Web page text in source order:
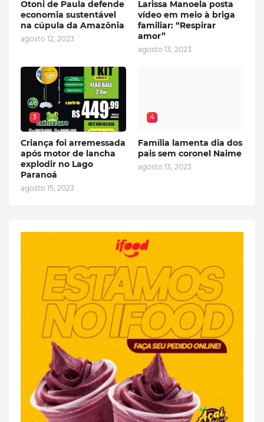
Otoni de Paula defende
economia sustentável
na cúpula da Amazônia
agosto 12, 2023
Larissa Manoela posta
vídeo em meio à briga
familiar: “Respirar
amor”
agosto 13, 2023
3
Criança foi arremessada
após motor de lancha
explodir no Lago
Paranoá
agosto 15, 2023
4
Família lamenta dia dos
pais sem coronel Naime
agosto 13, 2023